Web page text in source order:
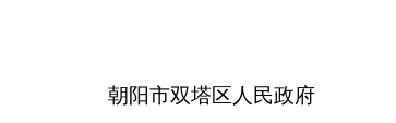
朝阳市双塔区人民政府